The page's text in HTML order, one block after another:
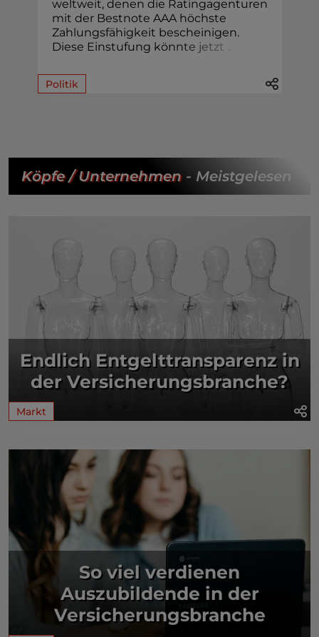
weltweit, denen die Ratingagenturen
mit der Bestnote AAA höchste
Zahlungsfähigkeit bescheinigen.
Diese Einstufung könnte jetzt
Politik
Köpfe / Unternehmen- Meistgelesen
Endlich Entgelttransparenz in
der Versicherungsbranche?
Markt
So viel verdienen
Auszubildende in der
Versicherungsbranche